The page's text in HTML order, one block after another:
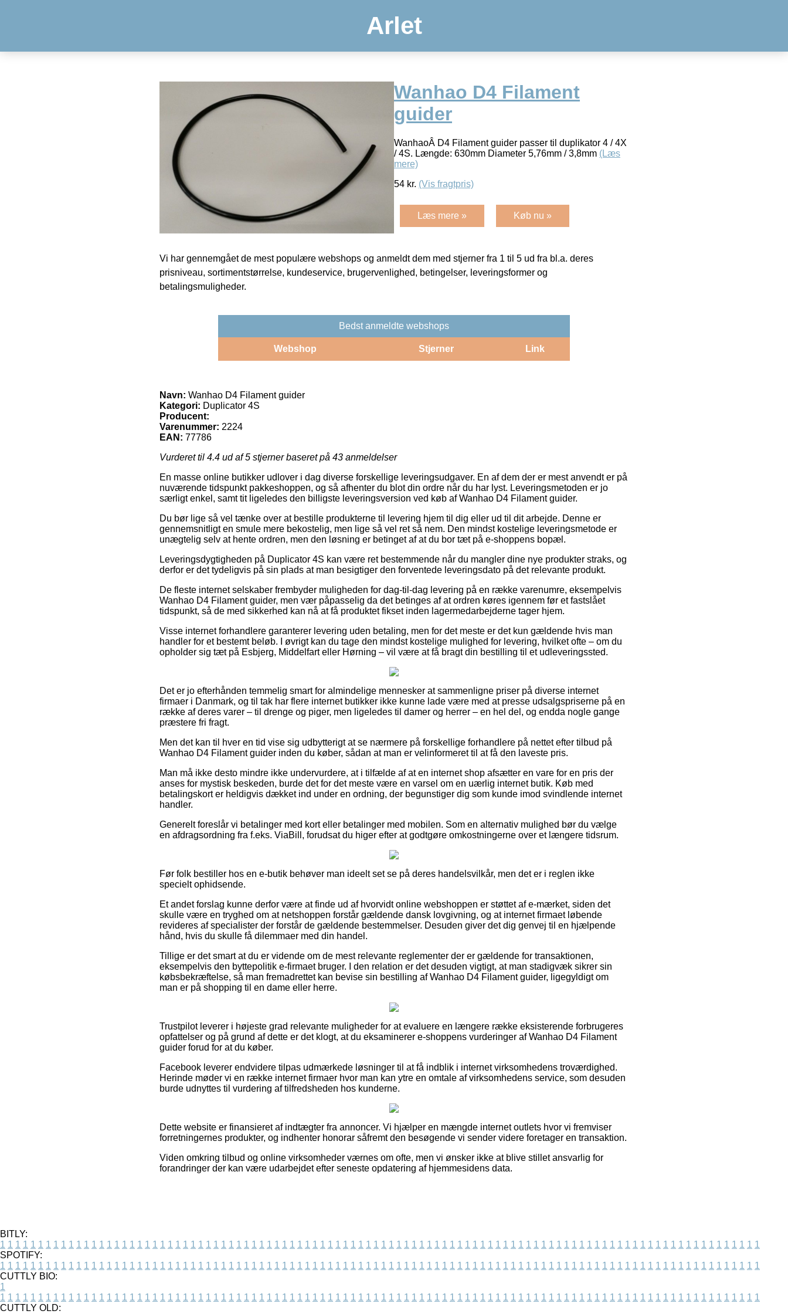
Arlet
Wanhao D4 Filament
guider
WanhaoÂ D4 Filament guider passer til duplikator 4 / 4X
/ 4S. Længde: 630mm Diameter 5,76mm / 3,8mm (Læs
mere)
54 kr. (Vis fragtpris)
Læs mere » Køb nu »
Vi har gennemgået de mest populære webshops og anmeldt dem med stjerner fra 1 til 5 ud fra bl.a. deres
prisniveau, sortimentstørrelse, kundeservice, brugervenlighed, betingelser, leveringsformer og
betalingsmuligheder.
Bedst anmeldte webshops
Webshop Stjerner Link
Navn: Wanhao D4 Filament guider
Kategori: Duplicator 4S
Producent:
Varenummer: 2224
EAN: 77786
Vurderet til 4.4 ud af 5 stjerner baseret på 43 anmeldelser
En masse online butikker udlover i dag diverse forskellige leveringsudgaver. En af dem der er mest anvendt er på
nuværende tidspunkt pakkeshoppen, og så afhenter du blot din ordre når du har lyst. Leveringsmetoden er jo
særligt enkel, samt tit ligeledes den billigste leveringsversion ved køb af Wanhao D4 Filament guider.
Du bør lige så vel tænke over at bestille produkterne til levering hjem til dig eller ud til dit arbejde. Denne er
gennemsnitligt en smule mere bekostelig, men lige så vel ret så nem. Den mindst kostelige leveringsmetode er
unægtelig selv at hente ordren, men den løsning er betinget af at du bor tæt på e-shoppens bopæl.
Leveringsdygtigheden på Duplicator 4S kan være ret bestemmende når du mangler dine nye produkter straks, og
derfor er det tydeligvis på sin plads at man besigtiger den forventede leveringsdato på det relevante produkt.
De fleste internet selskaber frembyder muligheden for dag-til-dag levering på en række varenumre, eksempelvis
Wanhao D4 Filament guider, men vær påpasselig da det betinges af at ordren køres igennem før et fastslået
tidspunkt, så de med sikkerhed kan nå at få produktet fikset inden lagermedarbejderne tager hjem.
Visse internet forhandlere garanterer levering uden betaling, men for det meste er det kun gældende hvis man
handler for et bestemt beløb. I øvrigt kan du tage den mindst kostelige mulighed for levering, hvilket ofte – om du
opholder sig tæt på Esbjerg, Middelfart eller Hørning – vil være at få bragt din bestilling til et udleveringssted.
Det er jo efterhånden temmelig smart for almindelige mennesker at sammenligne priser på diverse internet
firmaer i Danmark, og til tak har flere internet butikker ikke kunne lade være med at presse udsalgspriserne på en
række af deres varer – til drenge og piger, men ligeledes til damer og herrer – en hel del, og endda nogle gange
præstere fri fragt.
Men det kan til hver en tid vise sig udbytterigt at se nærmere på forskellige forhandlere på nettet efter tilbud på
Wanhao D4 Filament guider inden du køber, sådan at man er velinformeret til at få den laveste pris.
Man må ikke desto mindre ikke undervurdere, at i tilfælde af at en internet shop afsætter en vare for en pris der
anses for mystisk beskeden, burde det for det meste være en varsel om en uærlig internet butik. Køb med
betalingskort er heldigvis dækket ind under en ordning, der begunstiger dig som kunde imod svindlende internet
handler.
Generelt foreslår vi betalinger med kort eller betalinger med mobilen. Som en alternativ mulighed bør du vælge
en afdragsordning fra f.eks. ViaBill, forudsat du higer efter at godtgøre omkostningerne over et længere tidsrum.
Før folk bestiller hos en e-butik behøver man ideelt set se på deres handelsvilkår, men det er i reglen ikke
specielt ophidsende.
Et andet forslag kunne derfor være at finde ud af hvorvidt online webshoppen er støttet af e-mærket, siden det
skulle være en tryghed om at netshoppen forstår gældende dansk lovgivning, og at internet firmaet løbende
revideres af specialister der forstår de gældende bestemmelser. Desuden giver det dig genvej til en hjælpende
hånd, hvis du skulle få dilemmaer med din handel.
Tillige er det smart at du er vidende om de mest relevante reglementer der er gældende for transaktionen,
eksempelvis den byttepolitik e-firmaet bruger. I den relation er det desuden vigtigt, at man stadigvæk sikrer sin
købsbekræftelse, så man fremadrettet kan bevise sin bestilling af Wanhao D4 Filament guider, ligegyldigt om
man er på shopping til en dame eller herre.
Trustpilot leverer i højeste grad relevante muligheder for at evaluere en længere række eksisterende forbrugeres
opfattelser og på grund af dette er det klogt, at du eksaminerer e-shoppens vurderinger af Wanhao D4 Filament
guider forud for at du køber.
Facebook leverer endvidere tilpas udmærkede løsninger til at få indblik i internet virksomhedens troværdighed.
Herinde møder vi en række internet firmaer hvor man kan ytre en omtale af virksomhedens service, som desuden
burde udnyttes til vurdering af tilfredsheden hos kunderne.
Dette website er finansieret af indtægter fra annoncer. Vi hjælper en mængde internet outlets hvor vi fremviser
forretningernes produkter, og indhenter honorar såfremt den besøgende vi sender videre foretager en transaktion.
Viden omkring tilbud og online virksomheder værnes om ofte, men vi ønsker ikke at blive stillet ansvarlig for
forandringer der kan være udarbejdet efter seneste opdatering af hjemmesidens data.
BITLY:
1 1 1 1 1 1 1 1 1 1 1 1 1 1 1 1 1 1 1 1 1 1 1 1 1 1 1 1 1 1 1 1 1 1 1 1 1 1 1 1 1 1 1 1 1 1 1 1 1 1 1 1 1 1 1 1 1 1 1 1 1 1 1 1 1 1 1 1 1 1 1 1 1 1 1 1 1 1 1 1 1 1 1 1 1 1 1 1 1 1 1 1 1 1 1 1 1 1 1 1
SPOTIFY:
1 1 1 1 1 1 1 1 1 1 1 1 1 1 1 1 1 1 1 1 1 1 1 1 1 1 1 1 1 1 1 1 1 1 1 1 1 1 1 1 1 1 1 1 1 1 1 1 1 1 1 1 1 1 1 1 1 1 1 1 1 1 1 1 1 1 1 1 1 1 1 1 1 1 1 1 1 1 1 1 1 1 1 1 1 1 1 1 1 1 1 1 1 1 1 1 1 1 1 1
CUTTLY BIO:
1
1 1 1 1 1 1 1 1 1 1 1 1 1 1 1 1 1 1 1 1 1 1 1 1 1 1 1 1 1 1 1 1 1 1 1 1 1 1 1 1 1 1 1 1 1 1 1 1 1 1 1 1 1 1 1 1 1 1 1 1 1 1 1 1 1 1 1 1 1 1 1 1 1 1 1 1 1 1 1 1 1 1 1 1 1 1 1 1 1 1 1 1 1 1 1 1 1 1 1 1
CUTTLY OLD: